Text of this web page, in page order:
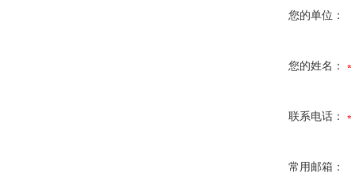
您的单位：
您的姓名：
联系电话：
常用邮箱：